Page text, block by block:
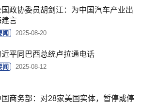
国政协委员胡剑江：为中国汽车产业出
建言
闻 2025-08-20
近平同巴西总统卢拉通电话
闻 2025-08-12
国商务部：对28家美国实体，暂停或停